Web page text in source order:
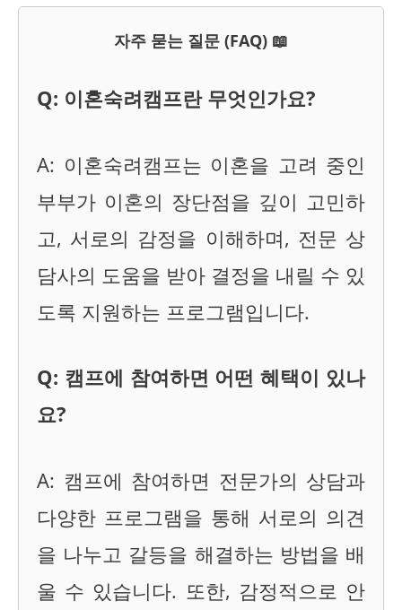
자주 묻는 질문 (FAQ) 📖
Q: 이혼숙려캠프란 무엇인가요?
A: 이혼숙려캠프는 이혼을 고려 중인
부부가 이혼의 장단점을 깊이 고민하
고, 서로의 감정을 이해하며, 전문 상
담사의 도움을 받아 결정을 내릴 수 있
도록 지원하는 프로그램입니다.
Q: 캠프에 참여하면 어떤 혜택이 있나
요?
A: 캠프에 참여하면 전문가의 상담과
다양한 프로그램을 통해 서로의 의견
을 나누고 갈등을 해결하는 방법을 배
울 수 있습니다. 또한, 감정적으로 안